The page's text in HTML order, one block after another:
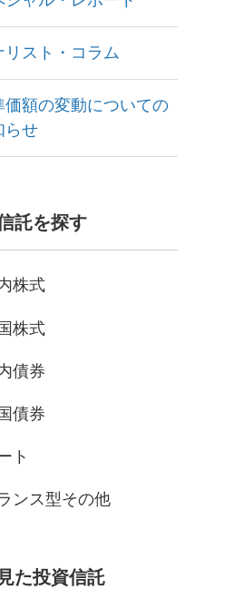
リスト・コラム
価額の変動についての
らせ
託を探す
株式
株式
債券
債券
ト
ンス型その他
た投資信託